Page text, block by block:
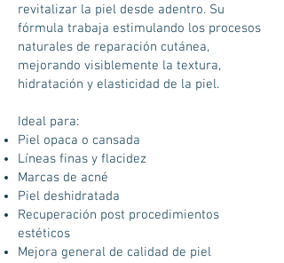
revitalizar la piel desde adentro. Su
fórmula trabaja estimulando los procesos
naturales de reparación cutánea,
mejorando visiblemente la textura,
hidratación y elasticidad de la piel.
Ideal para:
Piel opaca o cansada
Líneas finas y flacidez
Marcas de acné
Piel deshidratada
Recuperación post procedimientos
estéticos
Mejora general de calidad de piel